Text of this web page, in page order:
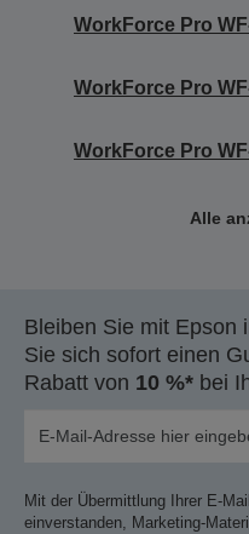
WorkForce Pro
WorkForce Pro
WorkForce Pro
Alle
Bleiben Sie mit Epson
Sie sich sofort einen
Rabatt von 10 %* bei
Mit der Übermittlung Ihrer E-
einverstanden, Marketing-